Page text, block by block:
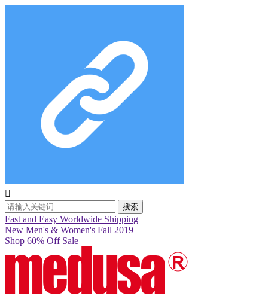

搜索
Fast and Easy Worldwide Shipping
New Men's & Women's Fall 2019
Shop 60% Off Sale